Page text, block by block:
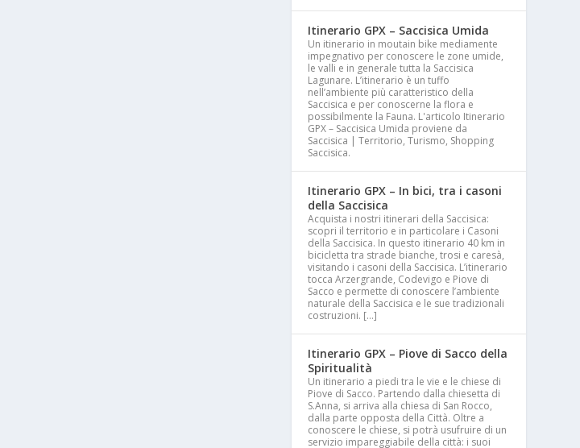
Itinerario GPX – Saccisica Umida
Un itinerario in moutain bike mediamente
impegnativo per conoscere le zone umide,
le valli e in generale tutta la Saccisica
Lagunare. L’itinerario è un tuffo
nell’ambiente più caratteristico della
Saccisica e per conoscerne la flora e
possibilmente la Fauna. L'articolo Itinerario
GPX – Saccisica Umida proviene da
Saccisica | Territorio, Turismo, Shopping
Saccisica.
Itinerario GPX – In bici, tra i casoni
della Saccisica
Acquista i nostri itinerari della Saccisica:
scopri il territorio e in particolare i Casoni
della Saccisica. In questo itinerario 40 km in
bicicletta tra strade bianche, trosi e caresà,
visitando i casoni della Saccisica. L’itinerario
tocca Arzergrande, Codevigo e Piove di
Sacco e permette di conoscere l’ambiente
naturale della Saccisica e le sue tradizionali
costruzioni. […]
Itinerario GPX – Piove di Sacco della
Spiritualità
Un itinerario a piedi tra le vie e le chiese di
Piove di Sacco. Partendo dalla chiesetta di
S.Anna, si arriva alla chiesa di San Rocco,
dalla parte opposta della Città. Oltre a
conoscere le chiese, si potrà usufruire di un
servizio impareggiabile della città: i suoi